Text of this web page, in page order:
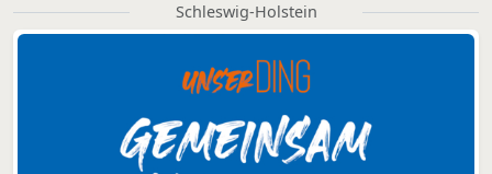
Schleswig-Holstein